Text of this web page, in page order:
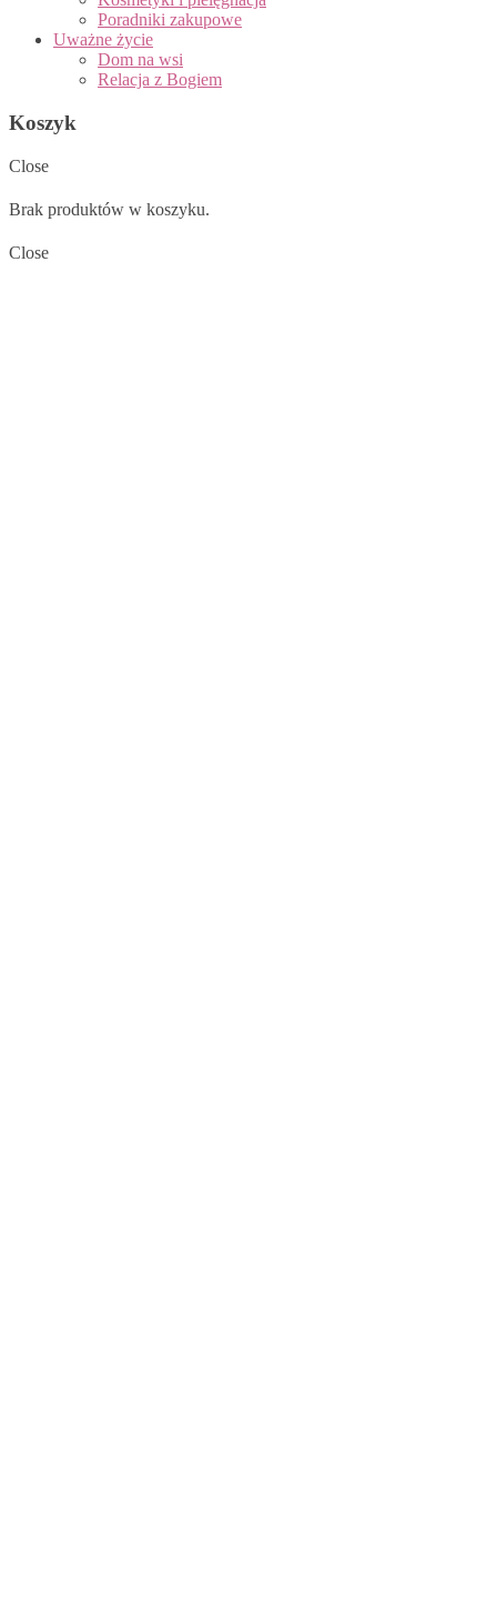
Poradniki zakupowe
Uważne życie
Dom na wsi
Relacja z Bogiem
Koszyk
Close
Brak produktów w koszyku.
Close